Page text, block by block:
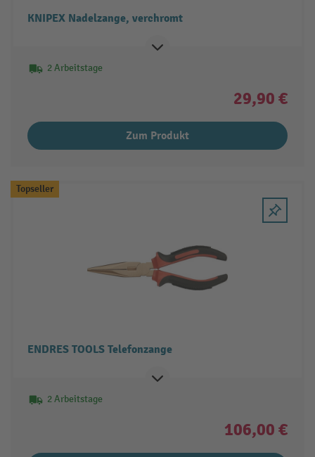
KNIPEX Nadelzange, verchromt
2 Arbeitstage
29,90 €
Zum Produkt
Topseller
ENDRES TOOLS Telefonzange
2 Arbeitstage
106,00 €